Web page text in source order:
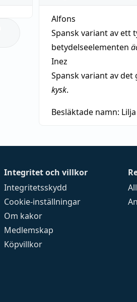
Alfons
Spansk variant av ett
betydelseelementen
Inez
Spansk variant av det
kysk.
Besläktade namn: Lilja
Integritet och villkor
Integritetsskydd
Cookie-inställningar
Om kakor
Medlemskap
Köpvillkor